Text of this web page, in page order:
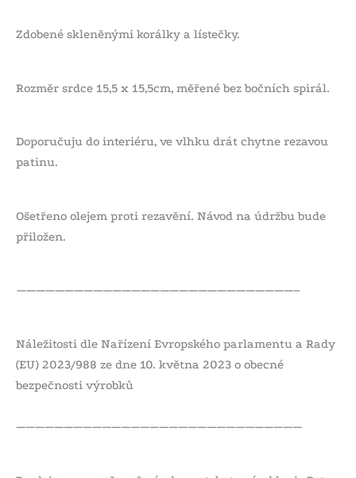
Zdobené skleněnými korálky a lístečky.
Rozměr srdce 15,5 x 15,5cm, měřené bez bočních spirál.
Doporučuju do interiéru, ve vlhku drát chytne rezavou
patinu.
Ošetřeno olejem proti rezavění. Návod na údržbu bude
přiložen.
—————————————————————————————–
Náležitosti dle Nařízení Evropského parlamentu a Rady
(EU) 2023/988 ze dne 10. května 2023 o obecné
bezpečnosti výrobků
——————————————————————————————